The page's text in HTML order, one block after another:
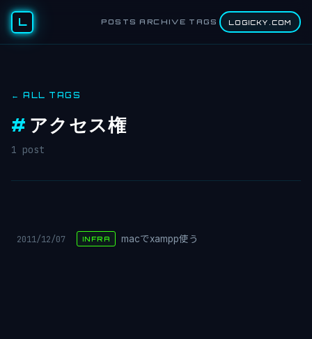
L POSTS ARCHIVE TAGS LOGICKY.COM
← ALL TAGS
# アクセス権
1 post
2011/12/07 INFRA macでxampp使う